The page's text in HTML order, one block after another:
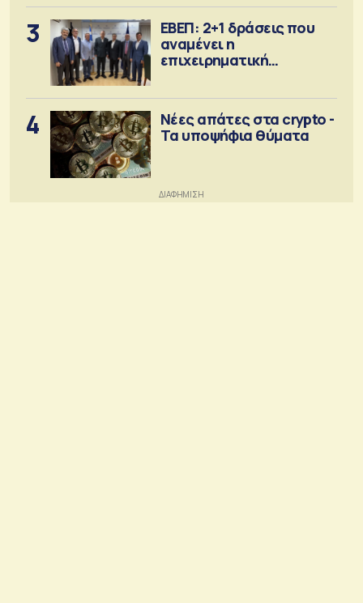
3
ΕΒΕΠ: 2+1 δράσεις που
αναμένει η
επιχειρηματική
4
Νέες απάτες στα crypto -
Τα υποψήφια θύματα